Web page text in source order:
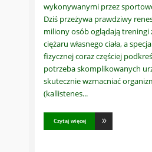
wykonywanymi przez
Dziś przeżywa prawdziwy
miliony osób oglądają treningi
ciężaru własnego ciała, a
fizycznej coraz częściej
potrzeba skomplikowanych
skutecznie wzmacniać
(kallistenes
Czytaj więcej